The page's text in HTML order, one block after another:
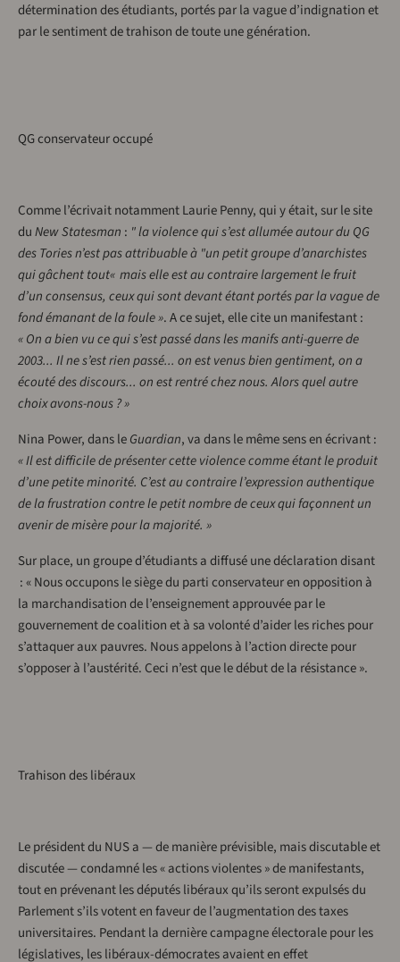
détermination des étudiants, portés par la vague d’indignation et
par le sentiment de trahison de toute une génération.
QG conservateur occupé
Comme l’écrivait notamment Laurie Penny, qui y était, sur le site
duNew Statesman : " la violence qui s’est allumée autour du QG
des Tories n’est pas attribuable à "un petit groupe d’anarchistes
qui gâchent tout« mais elle est au contraire largement le fruit
d’un consensus, ceux qui sont devant étant portés par la vague de
fond émanant de la foule ». A ce sujet, elle cite un manifestant :
« On a bien vu ce qui s’est passé dans les manifs anti-guerre de
2003... Il ne s’est rien passé... on est venus bien gentiment, on a
écouté des discours... on est rentré chez nous. Alors quel autre
choix avons-nous ? »
Nina Power, dans leGuardian, va dans le même sens en écrivant :
« Il est difficile de présenter cette violence comme étant le produit
d’une petite minorité. C’est au contraire l’expression authentique
de la frustration contre le petit nombre de ceux qui façonnent un
avenir de misère pour la majorité. »
Sur place, un groupe d’étudiants a diffusé une déclaration disant
: « Nous occupons le siège du parti conservateur en opposition à
la marchandisation de l’enseignement approuvée par le
gouvernement de coalition et à sa volonté d’aider les riches pour
s’attaquer aux pauvres. Nous appelons à l’action directe pour
s’opposer à l’austérité. Ceci n’est que le début de la résistance ».
Trahison des libéraux
Le président du NUS a — de manière prévisible, mais discutable et
discutée — condamné les « actions violentes » de manifestants,
tout en prévenant les députés libéraux qu’ils seront expulsés du
Parlement s’ils votent en faveur de l’augmentation des taxes
universitaires. Pendant la dernière campagne électorale pour les
législatives, les libéraux-démocrates avaient en effet